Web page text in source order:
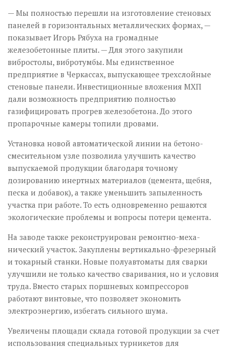
— Мы полностью пере­шли на изготовление стеновых
панелей в горизонтальных металлических формах, —
показывает Игорь Рябуха на громадные
железобетонные плиты. — Для этого закупили
вибростолы, вибротумбы. Мы единственное
предприятие в Черкассах, выпускающее трехслойные
стеновые панели. Инвестиционные вложения МХП
дали возможность предприятию полностью
газифицировать прогрев железобетона. До этого
пропарочные камеры топили дровами.
Установка новой автоматической линии на бетоно-
смесительном узле позволила улучшить качество
выпускаемой продукции благодаря точному
дозированию инертных материалов (цемента, щебня,
песка и добавок), а также уменьшить запыленность
участка при работе. То есть одновременно решаются
экологические проблемы и вопросы потери цемента.
На заводе также реконструирован ремонтно-меха­
нический участок. Закуплены вертикально-фрезерный
и токарный станки. Новые полуавтоматы для сварки
улучшили не только качество сваривания, но и условия
труда. Вместо старых поршневых компрессоров
работают винтовые, что позволяет экономить
электроэнергию, избегать сильного шума.
Увеличены площади склада готовой продукции за счет
использования специальных турникетов для